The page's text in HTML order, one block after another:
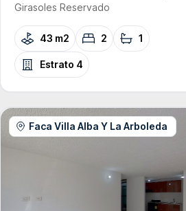
Girasoles Reservado
43 m2 2 1
Estrato 4
Faca Villa Alba Y La Arboleda